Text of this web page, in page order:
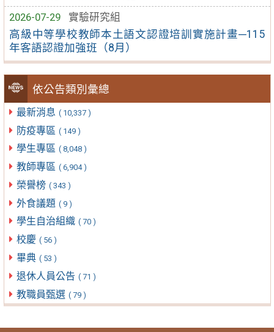
2026-07-29
實驗研究組
高級中等學校教師本土語文認證培訓實施計畫─115
年客語認證加強班（8月）
依公告類別彙總
最新消息 ( 10,337 )
防疫專區 ( 149 )
學生專區 ( 8,048 )
教師專區 ( 6,904 )
榮譽榜 ( 343 )
外食議題 ( 9 )
學生自治組織 ( 70 )
校慶 ( 56 )
畢典 ( 53 )
退休人員公告 ( 71 )
教職員甄選 ( 79 )